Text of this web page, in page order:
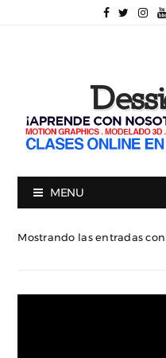
MENU
Mostrando las entradas